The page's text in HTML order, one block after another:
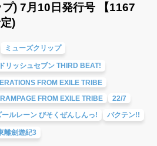
) 7月10日発行号 【1167
)
ミューズクリップ
リッシュセブン THIRD BEAT!
FROM EXILE TRIBE
FROM EXILE TRIBE
22/7
ールレーン びそくぜんしんっ! バクテン!!
離劍遊紀3